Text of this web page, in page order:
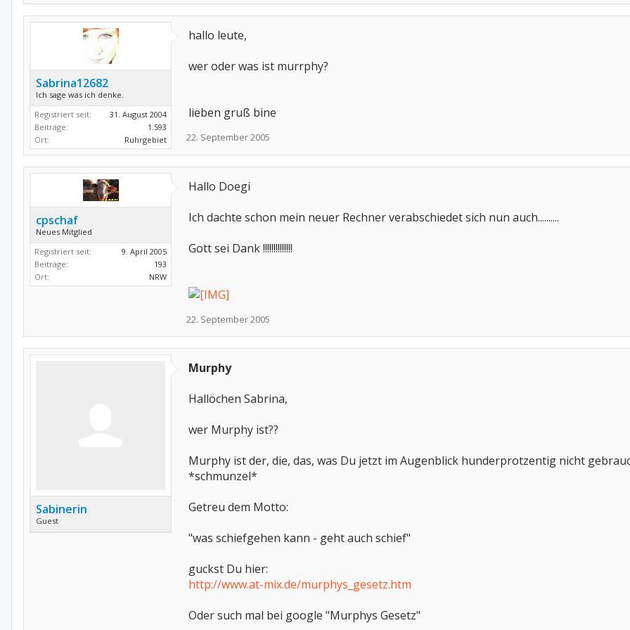
Sabrina12682
Ich sage was ich denke.
Registriert seit:
31. August 2004
Beiträge:
1.593
Ort:
Ruhrgebiet
hallo leute,
wer oder was ist murrphy?
lieben gruß bine
22. September 2005
cpschaf
Neues Mitglied
Registriert seit:
9. April 2005
Beiträge:
193
Ort:
NRW
Hallo Doegi
Ich dachte schon mein neuer Rechner verabschiedet sich nun auch..........
Gott sei Dank !!!!!!!!!!!!!!
22. September 2005
Sabinerin
Guest
Murphy
Hallöchen Sabrina,
wer Murphy ist??
Murphy ist der, die, das, was Du jetzt im Augenblick hunderprotzentig nicht
*schmunzel*
Getreu dem Motto:
"was schiefgehen kann - geht auch schief"
guckst Du hier:
http://www.at-mix.de/murphys_gesetz.htm
Oder such mal bei google "Murphys Gesetz"